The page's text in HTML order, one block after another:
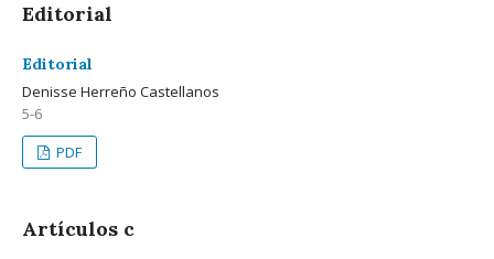
Editorial
Editorial
Denisse Herreño Castellanos
5-6
PDF
Artículos c